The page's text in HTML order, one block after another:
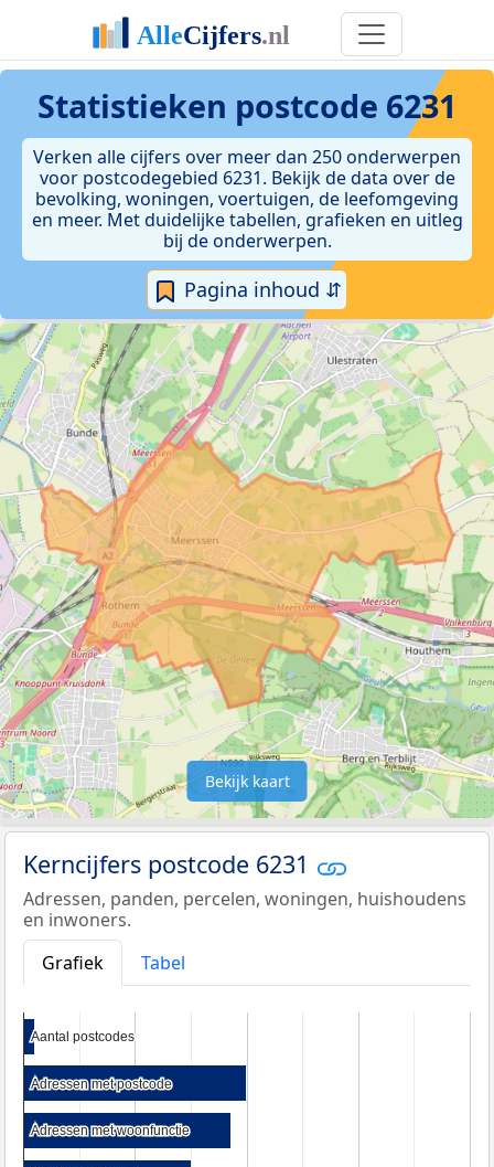
Statistieken postcode 6231
Verken alle cijfers over meer dan 250 onderwerpen
voor postcodegebied 6231. Bekijk de data over de
bevolking, woningen, voertuigen, de leefomgeving
en meer. Met duidelijke tabellen, grafieken en uitleg
bij de onderwerpen.
Pagina inhoud ⇵
Bekijk kaart
Kerncijfers postcode 6231
Adressen, panden, percelen, woningen, huishoudens
en inwoners.
Grafiek
Tabel
Aantal postcodes
Aantal postcodes
Adressen met postcode
Adressen met postcode
Adressen met woonfunctie
Adressen met woonfunctie